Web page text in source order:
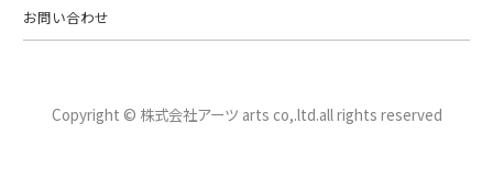
お問い合わせ
Copyright © 株式会社アーツ arts co,.ltd.all rights reserved